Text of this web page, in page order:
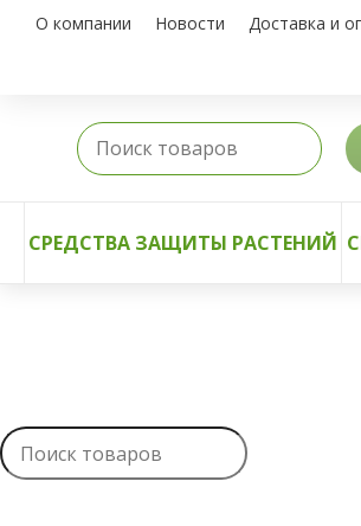
О компании Новости Доставка и
СРЕДСТВА ЗАЩИТЫ РАСТЕНИЙ